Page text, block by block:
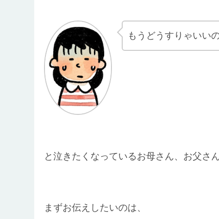
もうどうすりゃいい
と泣きたくなっているお母さん、お父さん
まずお伝えしたいのは、